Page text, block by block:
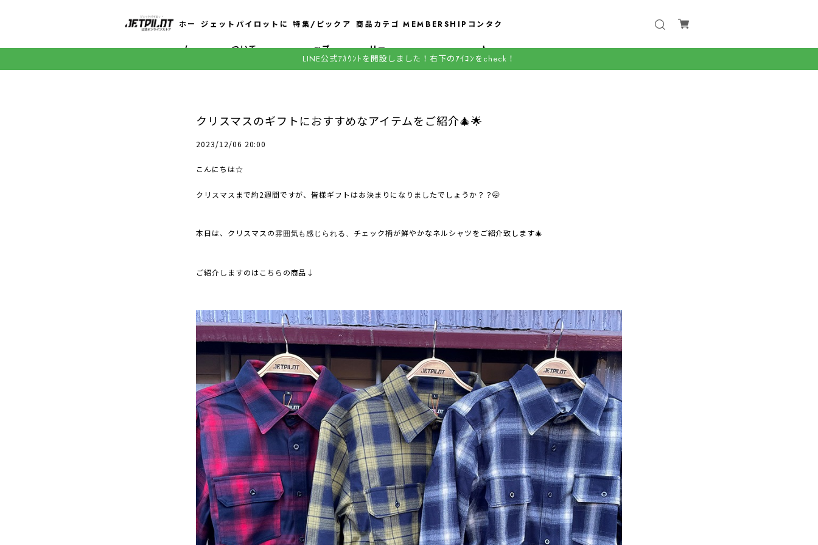
ホー
ム
ジェットパイロットに
ついて
特集/ピックア
ップ
商品カテゴ
リー
MEMBERSHIP コンタク
ト
LINE公式ｱｶｳﾝﾄを開設しました！右下のｱｲｺﾝをcheck！
クリスマスのギフトにおすすめなアイテムをご紹介🎄🌟
2023/12/06 20:00
こんにちは☆
クリスマスまで約2週間ですが、皆様ギフトはお決まりになりましたでしょうか？？🤭
本日は、クリスマスの雰囲気も感じられる、 チェック柄が鮮やかなネルシャツをご紹介致します🎄
ご紹介しますのはこちらの商品↓